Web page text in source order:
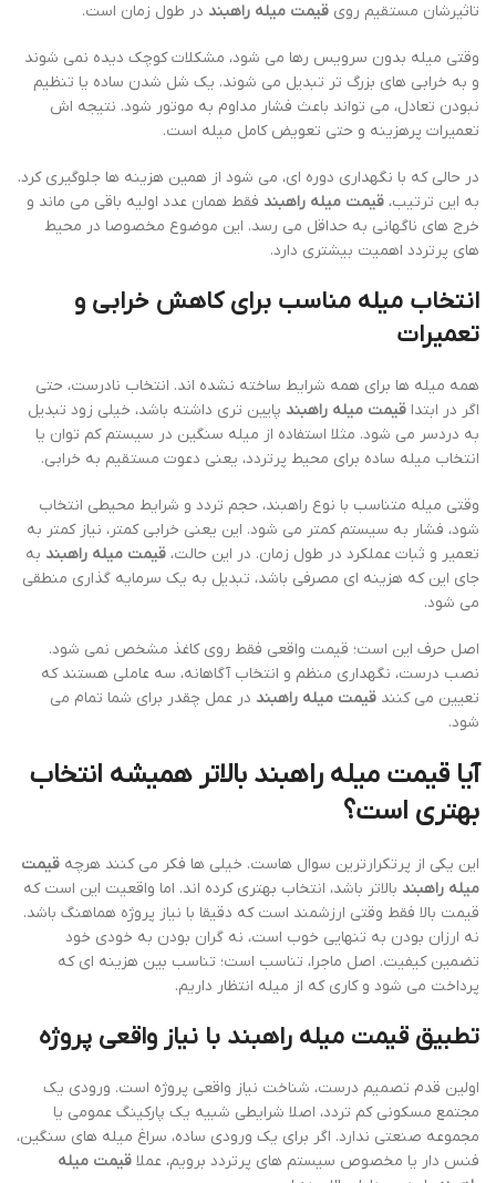
تاثیرشان مستقیم روی قیمت میله راهبند در طول زمان است.
وقتی میله بدون سرویس رها می شود، مشکلات کوچک دیده نمی شوند
و به خرابی های بزرگ تر تبدیل می شوند. یک شل شدن ساده یا تنظیم
نبودن تعادل، می تواند باعث فشار مداوم به موتور شود. نتیجه اش
تعمیرات پرهزینه و حتی تعویض کامل میله است.
در حالی که با نگهداری دوره ای، می شود از همین هزینه ها جلوگیری کرد.
به این ترتیب، قیمت میله راهبند فقط همان عدد اولیه باقی می ماند و
خرج های ناگهانی به حداقل می رسد. این موضوع مخصوصا در محیط
های پرتردد اهمیت بیشتری دارد.
انتخاب میله مناسب برای کاهش خرابی و
تعمیرات
همه میله ها برای همه شرایط ساخته نشده اند. انتخاب نادرست، حتی
اگر در ابتدا قیمت میله راهبند پایین تری داشته باشد، خیلی زود تبدیل
به دردسر می شود. مثلا استفاده از میله سنگین در سیستم کم توان یا
انتخاب میله ساده برای محیط پرتردد، یعنی دعوت مستقیم به خرابی.
وقتی میله متناسب با نوع راهبند، حجم تردد و شرایط محیطی انتخاب
شود، فشار به سیستم کمتر می شود. این یعنی خرابی کمتر، نیاز کمتر به
تعمیر و ثبات عملکرد در طول زمان. در این حالت، قیمت میله راهبند به
جای این که هزینه ای مصرفی باشد، تبدیل به یک سرمایه گذاری منطقی
می شود.
اصل حرف این است؛ قیمت واقعی فقط روی کاغذ مشخص نمی شود.
نصب درست، نگهداری منظم و انتخاب آگاهانه، سه عاملی هستند که
تعیین می کنند قیمت میله راهبند در عمل چقدر برای شما تمام می
شود.
آیا قیمت میله راهبند بالاتر همیشه انتخاب
بهتری است؟
این یکی از پرتکرارترین سوال هاست. خیلی ها فکر می کنند هرچه قیمت
میله راهبند بالاتر باشد، انتخاب بهتری کرده اند. اما واقعیت این است که
قیمت بالا فقط وقتی ارزشمند است که دقیقا با نیاز پروژه هماهنگ باشد.
نه ارزان بودن به تنهایی خوب است، نه گران بودن به خودی خود
تضمین کیفیت. اصل ماجرا، تناسب است؛ تناسب بین هزینه ای که
پرداخت می شود و کاری که از میله انتظار داریم.
تطبیق قیمت میله راهبند با نیاز واقعی پروژه
اولین قدم تصمیم درست، شناخت نیاز واقعی پروژه است. ورودی یک
مجتمع مسکونی کم تردد، اصلا شرایطی شبیه یک پارکینگ عمومی یا
مجموعه صنعتی ندارد. اگر برای یک ورودی ساده، سراغ میله های سنگین،
فنس دار یا مخصوص سیستم های پرتردد برویم، عملا قیمت میله